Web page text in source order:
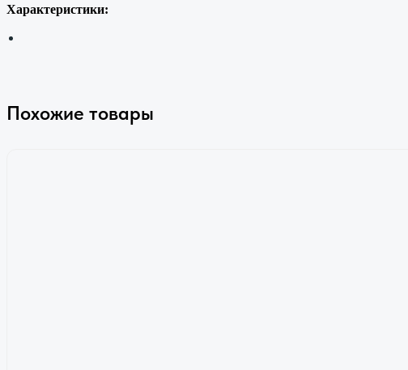
Характеристики:
Похожие товары